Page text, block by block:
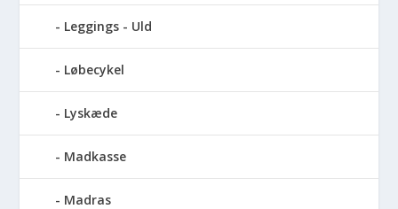
Leggings - Uld
Løbecykel
Lyskæde
Madkasse
Madras